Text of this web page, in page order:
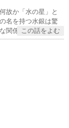
故か「水の星」と
名を持つ水銀は驚
関係に迫ってみま